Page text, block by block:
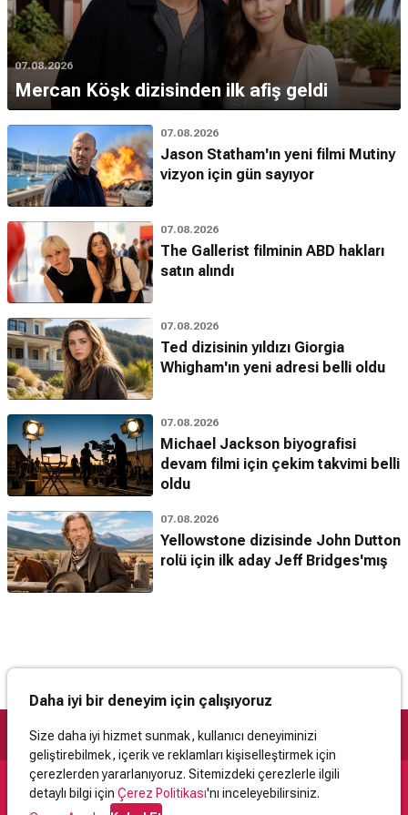
07.08.2026
Mercan Köşk dizisinden ilk afiş geldi
07.08.2026
Jason Statham'ın yeni filmi Mutiny
vizyon için gün sayıyor
07.08.2026
The Gallerist filminin ABD hakları
satın alındı
07.08.2026
Ted dizisinin yıldızı Giorgia
Whigham'ın yeni adresi belli oldu
07.08.2026
Michael Jackson biyografisi
devam filmi için çekim takvimi belli
oldu
07.08.2026
Yellowstone dizisinde John Dutton
rolü için ilk aday Jeff Bridges'mış
Daha iyi bir deneyim için çalışıyoruz
Size daha iyi hizmet sunmak, kullanıcı deneyiminizi
geliştirebilmek, içerik ve reklamları kişiselleştirmek için
çerezlerden yararlanıyoruz. Sitemizdeki çerezlerle ilgili
detaylı bilgi için Çerez Politikası'nı inceleyebilirsiniz.
Destek